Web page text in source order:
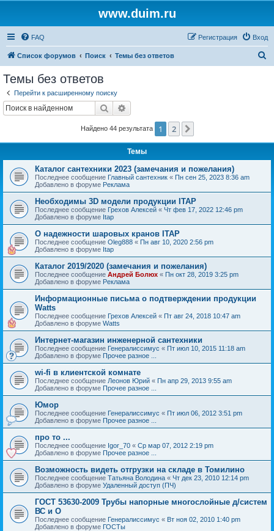
www.duim.ru
FAQ Вход
Регистрация
Список форумов Поиск Темы без ответов
Темы без ответов
Перейти к расширенному поиску
Поиск
Найдено 44 результата 1 2
Темы
Каталог сантехники 2023 (замечания и пожелания)
Последнее сообщение Главный сантехник « Пн сен 25, 2023 8:36 am
Добавлено в форуме Реклама
Необходимы 3D модели продукции ITAP
Последнее сообщение Грехов Алексей « Чт фев 17, 2022 12:46 pm
Добавлено в форуме Itap
О надежности шаровых кранов ITAP
Последнее сообщение Oleg888 « Пн авг 10, 2020 2:56 pm
Добавлено в форуме Itap
Каталог 2019/2020 (замечания и пожелания)
Последнее сообщение Андрей Болюх « Пн окт 28, 2019 3:25 pm
Добавлено в форуме Реклама
Информационные письма о подтверждении продукции
Watts
Последнее сообщение Грехов Алексей « Пт авг 24, 2018 10:47 am
Добавлено в форуме Watts
Интернет-магазин инженерной сантехники
Последнее сообщение Генералиссимус « Пт июл 10, 2015 11:18 am
Добавлено в форуме Прочее разное ...
wi-fi в клиентской комнате
Последнее сообщение Леонов Юрий « Пн апр 29, 2013 9:55 am
Добавлено в форуме Прочее разное ...
Юмор
Последнее сообщение Генералиссимус « Пт июл 06, 2012 3:51 pm
Добавлено в форуме Прочее разное ...
про то ...
Последнее сообщение Igor_70 « Ср мар 07, 2012 2:19 pm
Добавлено в форуме Прочее разное ...
Возможность видеть отгрузки на складе в Томилино
Последнее сообщение Татьяна Володина « Чт дек 23, 2010 12:14 pm
Добавлено в форуме Удаленный доступ (ПЧ)
ГОСТ 53630-2009 Трубы напорные многослойные д/систем
ВС и О
Последнее сообщение Генералиссимус « Вт ноя 02, 2010 1:40 pm
Добавлено в форуме ГОСТы